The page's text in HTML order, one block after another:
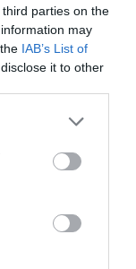
parties on the
may
IAB’s List of
it to other
Hazte
Mareta: